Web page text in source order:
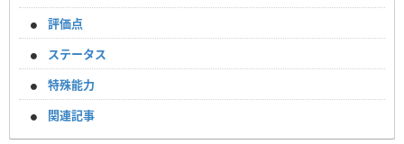
評価点
ステータス
特殊能力
関連記事